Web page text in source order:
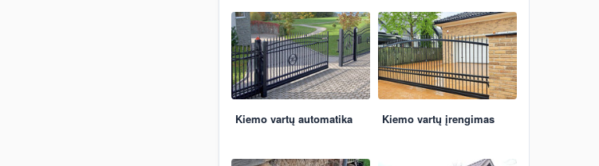
Kiemo vartų automatika Kiemo vartų įrengimas